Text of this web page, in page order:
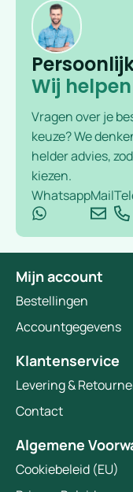
Wij
Vragen over je
keuze? We
helder advies,
kiezen.
WhatsappMail
Mijn account
Bestellingen
Accountgegevens
Klantenservice
Levering &
Contact
Algemene
Cookiebeleid (EU)